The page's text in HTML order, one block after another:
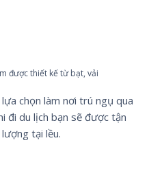
được thiết kế từ bạt, vải
chọn làm nơi trú ngụ qua
đi du lịch bạn sẽ được tận
tại lều.